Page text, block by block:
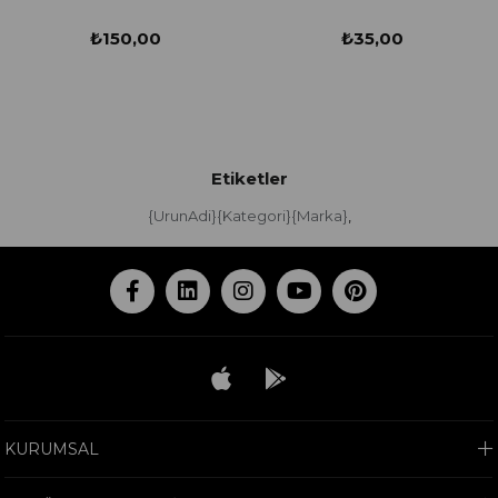
₺150,00 ₺35,00
Etiketler
{UrunAdi}{Kategori}{Marka},
KURUMSAL